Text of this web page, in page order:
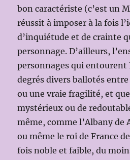
bon caractériste (c’est un
réussit à imposer à la fois
d’inquiétude et de crainte
personnage. D’ailleurs,
personnages qui entourent
degrés divers ballotés
ou une vraie fragilité, et
mystérieux ou de
même, comme l’Albany de
ou même le roi de France
fois noble et faible, du